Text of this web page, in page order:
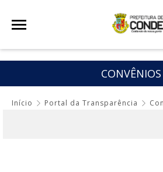
CONVÊNIOS
Início Portal da Transparência